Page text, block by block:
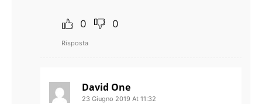
0 0
Risposta
David One
23 Giugno 2019 At 11:32